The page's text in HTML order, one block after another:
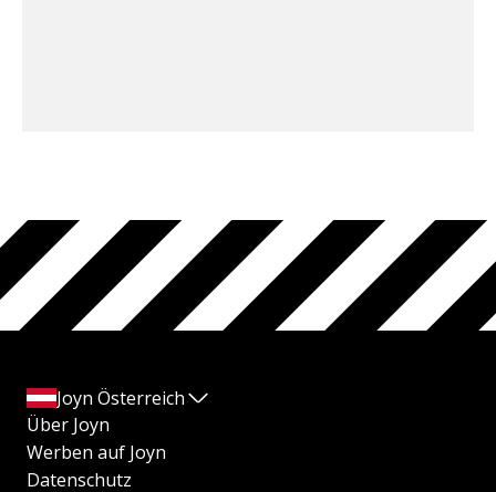
Joyn Österreich
Über Joyn
Werben auf Joyn
Datenschutz